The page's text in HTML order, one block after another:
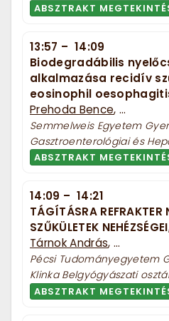
ABSZTRAKT
13:57 – 14:09
Biodegradábilis
alkalmazása recidív
eosinophil
Prehoda Bence, ...
Semmelweis Egyetem
Gasztroenterológiai és
ABSZTRAKT
14:09 – 14:21
TÁGÍTÁSRA REFRAKTER
SZŰKÜLETEK
Tárnok András, ...
Pécsi Tudományegyetem
Klinka Belgyógyászati
ABSZTRAKT